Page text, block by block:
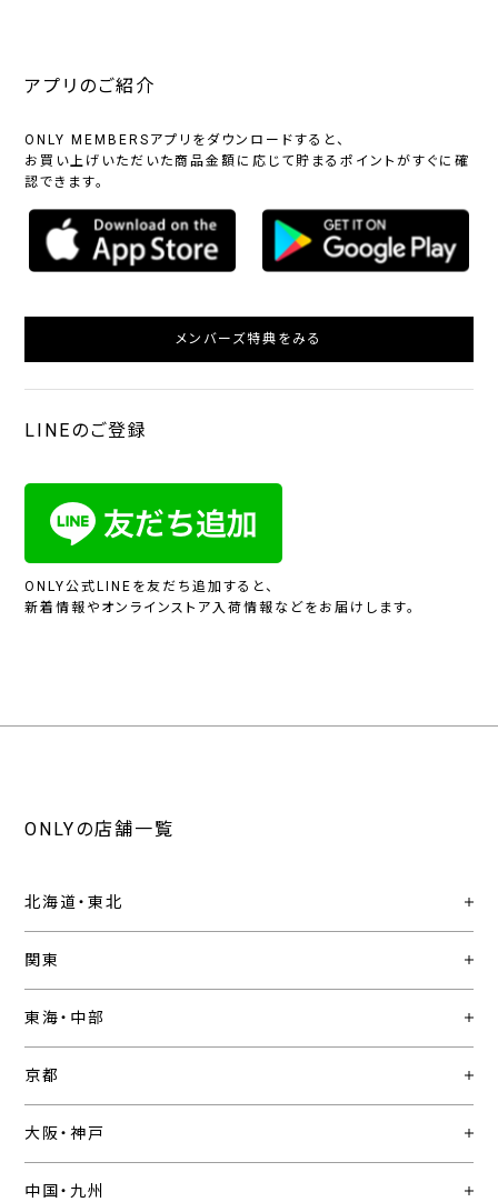
アプリのご紹介
ONLY MEMBERSアプリをダウンロードすると、
お買い上げいただいた商品金額に応じて貯まるポイントがすぐに確
認できます。
メンバーズ特典をみる
LINEのご登録
ONLY公式LINEを友だち追加すると、
新着情報やオンラインストア入荷情報などをお届けします。
ONLYの店舗一覧
北海道・東北
関東
東海・中部
京都
大阪・神戸
中国・九州